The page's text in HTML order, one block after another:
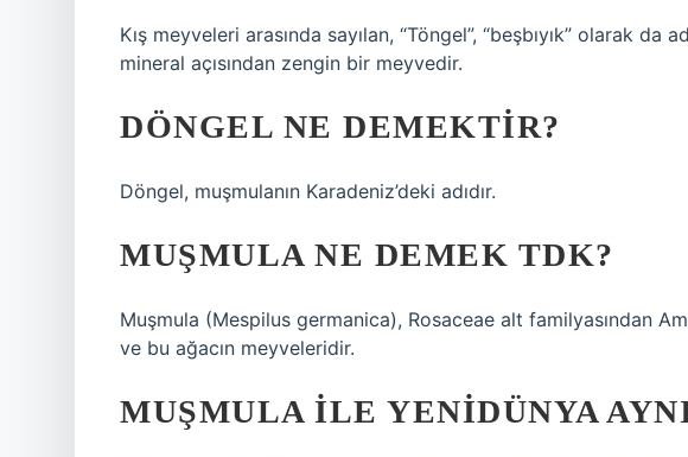
Kış meyveleri arasında sayılan, “Töngel”, “beşbıyık” olarak da
mineral açısından zengin bir meyvedir.
DÖNGEL NE DEMEKTIR?
Döngel, muşmulanın Karadeniz’deki adıdır.
MUŞMULA NE DEMEK TDK?
Muşmula (Mespilus germanica), Rosaceae alt familyasından
ve bu ağacın meyveleridir.
MUŞMULA ILE YENIDÜNYA